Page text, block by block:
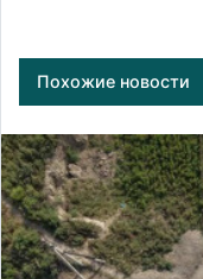
Похожие новости